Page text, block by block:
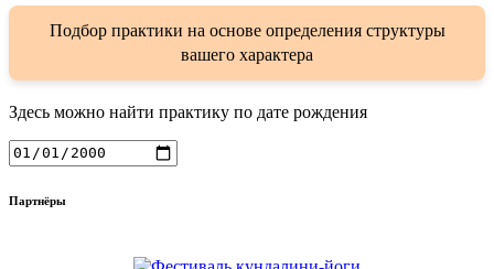
Подбор практики на основе определения структуры
вашего характера
Здесь можно найти практику по дате рождения
Партнёры